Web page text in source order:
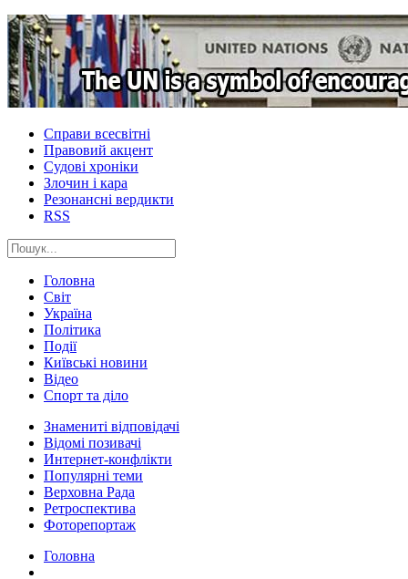
Справи всесвітні
Правовий акцент
Судові хроніки
Злочин і кара
Резонансні вердикти
RSS
Головна
Світ
Україна
Політика
Події
Київські новини
Відео
Спорт та діло
Знамениті відповідачі
Відомі позивачі
Интернет-конфлікти
Популярні теми
Верховна Рада
Ретроспектива
Фоторепортаж
Головна